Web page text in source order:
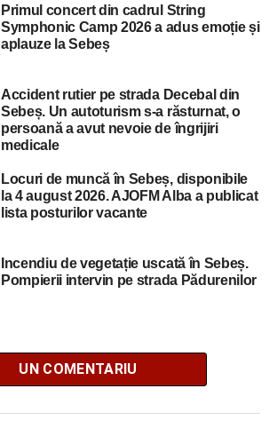
Primul concert din cadrul String
Symphonic Camp 2026 a adus emoție și
aplauze la Sebeș
Accident rutier pe strada Decebal din
Sebeș. Un autoturism s-a răsturnat, o
persoană a avut nevoie de îngrijiri
medicale
Locuri de muncă în Sebeș, disponibile
la 4 august 2026. AJOFM Alba a publicat
lista posturilor vacante
Incendiu de vegetație uscată în Sebeș.
Pompierii intervin pe strada Pădurenilor
UN COMENTARIU